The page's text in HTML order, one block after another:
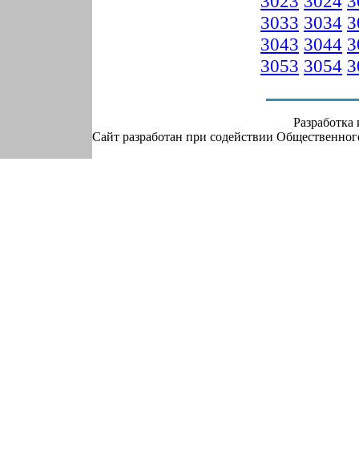
3033 3034
3043 3044
3053 3054
Сайт разработан при содействии